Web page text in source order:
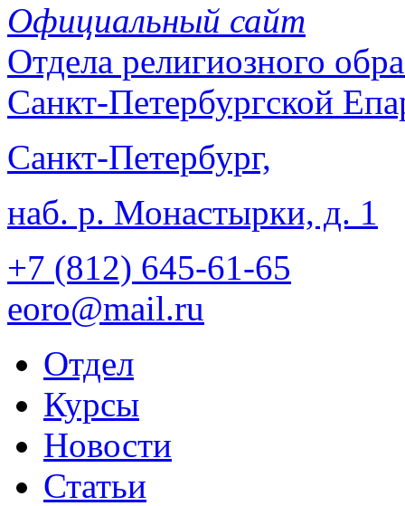
Официальный сайт
Отдела религиозного
Санкт-Петербургской
Санкт-Петербург,
наб. р. Монастырки, д. 1
+7 (812) 645-61-65
eoro@mail.ru
Отдел
Курсы
Новости
Статьи